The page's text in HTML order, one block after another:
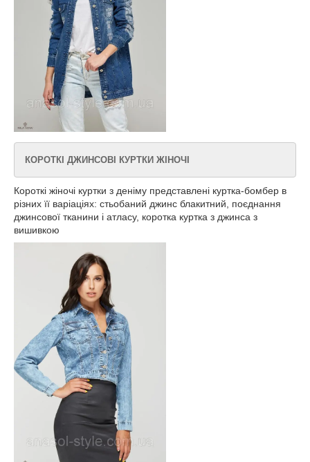
КОРОТКІ ДЖИНСОВІ КУРТКИ ЖІНОЧІ
Короткі жіночі куртки з деніму представлені куртка-бомбер в
різних її варіаціях: стьобаний джинс блакитний, поєднання
джинсової тканини і атласу, коротка куртка з джинса з
вишивкою